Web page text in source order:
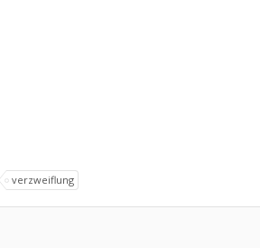
verzweiflung